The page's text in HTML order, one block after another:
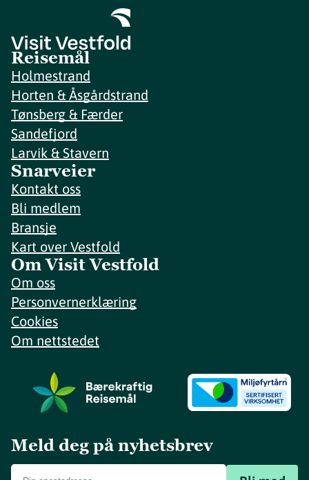
Reisemål
Holmestrand
Horten & Åsgårdstrand
Tønsberg & Færder
Sandefjord
Larvik & Stavern
Snarveier
Kontakt oss
Bli medlem
Bransje
Kart over Vestfold
Om Visit Vestfold
Om oss
Personvernerklæring
Cookies
Om nettstedet
Meld deg på nyhetsbrev